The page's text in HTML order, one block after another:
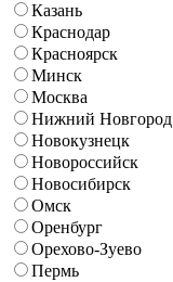
Казань
Краснодар
Красноярск
Минск
Москва
Нижний Новгород
Новокузнецк
Новороссийск
Новосибирск
Омск
Оренбург
Орехово-Зуево
Пермь